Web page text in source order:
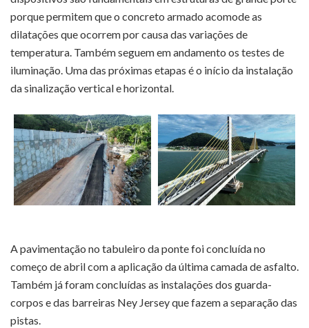
porque permitem que o concreto armado acomode as
dilatações que ocorrem por causa das variações de
temperatura. Também seguem em andamento os testes de
iluminação. Uma das próximas etapas é o início da instalação
da sinalização vertical e horizontal.
A pavimentação no tabuleiro da ponte foi concluída no
começo de abril com a aplicação da última camada de asfalto.
Também já foram concluídas as instalações dos guarda-
corpos e das barreiras Ney Jersey que fazem a separação das
pistas.